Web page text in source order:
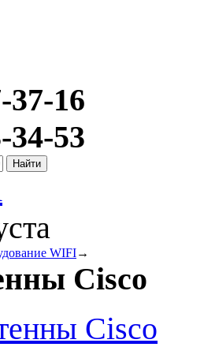
37-16
34-53
WIFI→
Cisco
Cisco